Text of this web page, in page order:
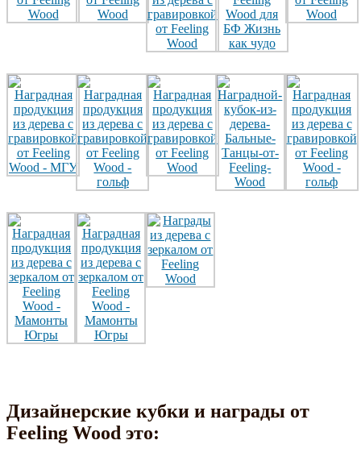
Дизайнерские кубки и награды от
Feeling Wood это: